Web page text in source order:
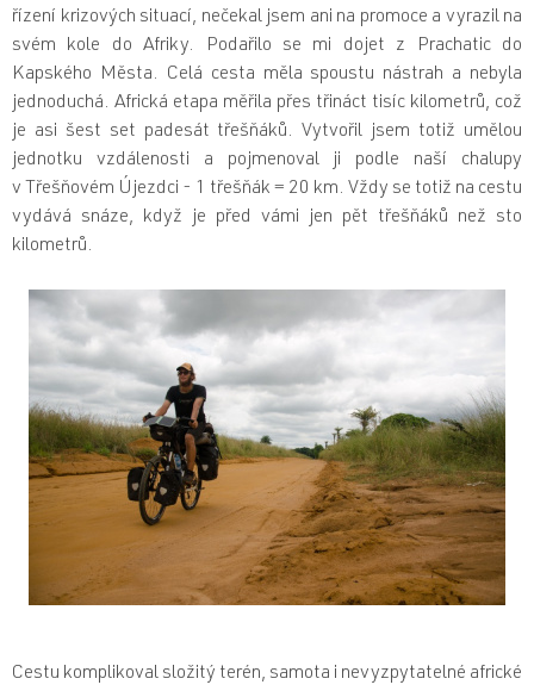
řízení krizových situací, nečekal jsem ani na promoce a vyrazil na
svém kole do Afriky. Podařilo se mi dojet z Prachatic do
Kapského Města. Celá cesta měla spoustu nástrah a nebyla
jednoduchá. Africká etapa měřila přes třináct tisíc kilometrů, což
je asi šest set padesát třešňáků. Vytvořil jsem totiž umělou
jednotku vzdálenosti a pojmenoval ji podle naší chalupy
v Třešňovém Újezdci - 1 třešňák = 20 km. Vždy se totiž na cestu
vydává snáze, když je před vámi jen pět třešňáků než sto
kilometrů.
Cestu komplikoval složitý terén, samota i nevyzpytatelné africké